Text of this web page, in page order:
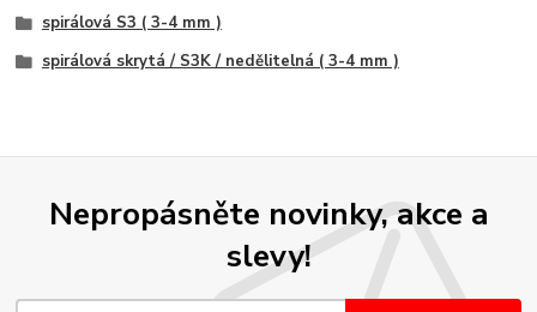
spirálová S3 ( 3-4 mm )
spirálová skrytá / S3K / nedělitelná ( 3-4 mm )
Nepropásněte novinky, akce a
slevy!